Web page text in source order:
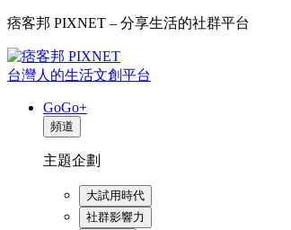
痞客邦 PIXNET – 分享生活的社群平台
台灣人的生活文創平台
GoGo+
頻道
主題企劃
大試用時代
社群影響力